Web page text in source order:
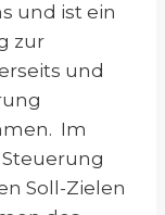
und ist ein
zur
und
Im
Soll-Zielen